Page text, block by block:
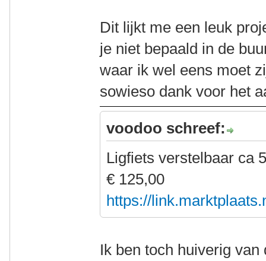
Dit lijkt me een leuk
je niet bepaald in de
waar ik wel eens moet
sowieso dank voor het
voodoo schreef:
Ligfiets verstelbaar ca
€ 125,00
https://
Ik ben toch huiverig